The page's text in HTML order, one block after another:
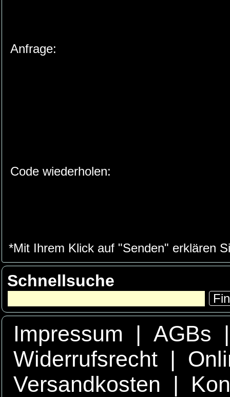
Anfrage:
Code wiederholen:
*Mit Ihrem Klick auf "Senden" erklären
Schnellsuche
Impressum | AGBs
Widerrufsrecht |
Versandkosten
|